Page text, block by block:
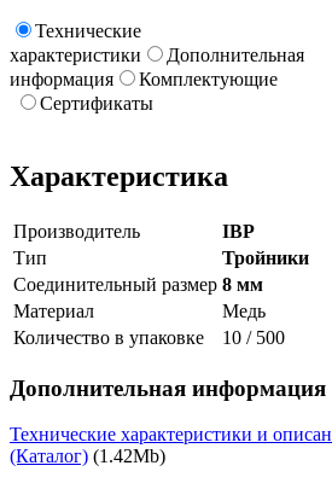
Технические
характеристики
Дополнительная
информация
Комплектующие
Сертификаты
Характеристика
Производитель
IBP
Тип
Тройники
Соединительный размер 8 мм
Материал
Медь
Количество в упаковке
10 / 500
Дополнительная информация
Технические характеристики и
(Каталог) (1.42Mb)